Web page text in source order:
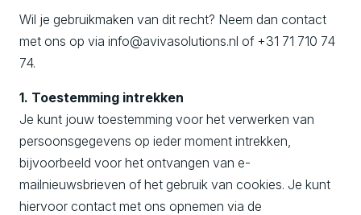
Wil je gebruikmaken van dit recht? Neem dan contact
met ons op via info@avivasolutions.nl of +31 71 710 74
74.
1. Toestemming intrekken
Je kunt jouw toestemming voor het verwerken van
persoonsgegevens op ieder moment intrekken,
bijvoorbeeld voor het ontvangen van e-
mailnieuwsbrieven of het gebruik van cookies. Je kunt
hiervoor contact met ons opnemen via de